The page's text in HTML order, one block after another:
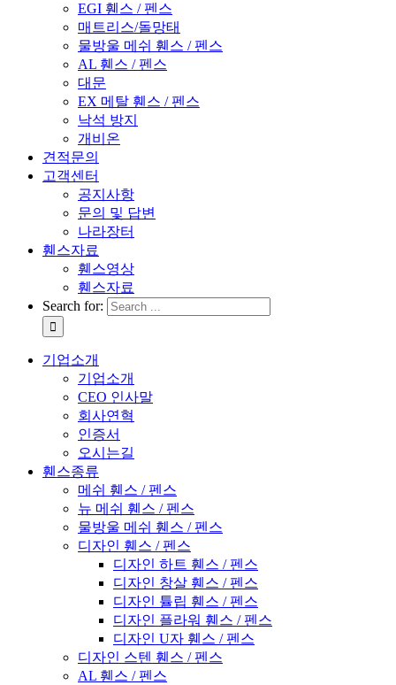
EGI 휀스 / 펜스
매트리스/돌망태
물방울 메쉬 휀스 / 펜스
AL 휀스 / 펜스
대문
EX 메탈 휀스 / 펜스
낙석 방지
개비온
견적문의
고객센터
공지사항
문의 및 답변
나라장터
휀스자료
휀스영상
휀스자료
Search for:
기업소개
기업소개
CEO 인사말
회사연혁
인증서
오시는길
휀스종류
메쉬 휀스 / 펜스
뉴 메쉬 휀스 / 펜스
물방울 메쉬 휀스 / 펜스
디자인 휀스 / 펜스
디자인 하트 휀스 / 펜스
디자인 창살 휀스 / 펜스
디자인 튤립 휀스 / 펜스
디자인 플라워 휀스 / 펜스
디자인 U자 휀스 / 펜스
디자인 스텐 휀스 / 펜스
AL 휀스 / 펜스